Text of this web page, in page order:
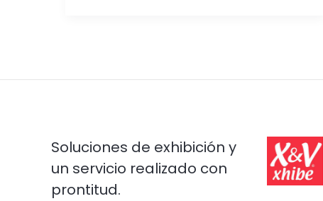
Soluciones de exhibición y
un servicio realizado con
prontitud.